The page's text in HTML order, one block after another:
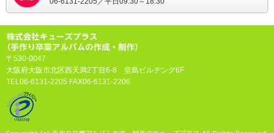
〒530-0047
大阪府大阪市北区西天満2丁目6-8 堂島ビルヂング6F
TEL06-6131-2205 FAX06-6131-2206